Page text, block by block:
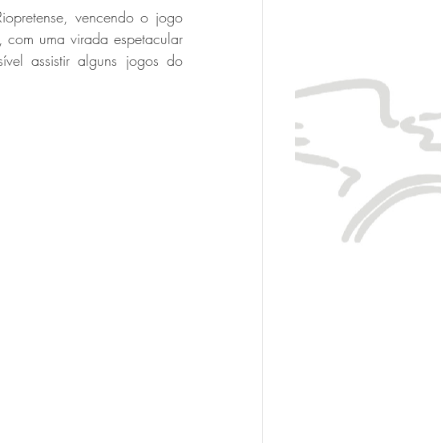
vencendo o jogo
uma virada espetacular
assistir alguns jogos do